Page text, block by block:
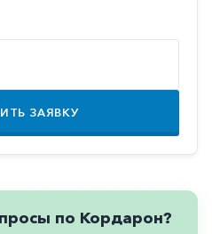
ЗАЯВКУ
по Кордарон?